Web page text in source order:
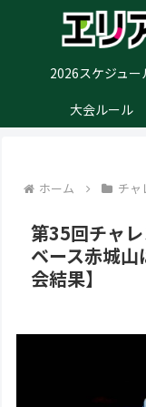
2026スケジュー
大会ルール
ホーム チャ
第35回チャ
ベース赤城
会結果】